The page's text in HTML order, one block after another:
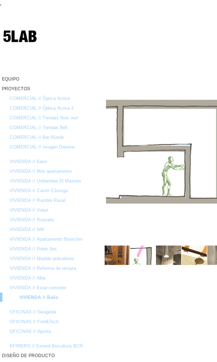
EQUIPO
PROYECTOS
COMERCIAL // Óptica Activa
COMERCIAL // Óptica Activa 2
COMERCIAL // Tiendas Now me!
COMERCIAL // Tiendas Bell
COMERCIAL // Bar Rüstik
COMERCIAL // Imagen Danone
VIVIENDA // Easo
VIVIENDA // Mini apartamento
VIVIENDA // Unifamiliar El Masnou
VIVIENDA // Carrer Còrsega
VIVIENDA // Rambla Raval
VIVIENDA // Volart
VIVIENDA // Russafa
VIVIENDA // NM
VIVIENDA // Apartamento Branchini
VIVIENDA // Poble Sec
VIVIENDA // Mueble polivalente
VIVIENDA // Reforma de terraza
VIVIENDA // Alba
VIVIENDA // Estar-comedor
VIVIENDA // Baño
OFICINAS // Swagelok
OFICINAS // Fish&Tech
OFICINAS // Apunts
EFIMERO // Estand Biocultura BCN
DISEÑO DE PRODUCTO